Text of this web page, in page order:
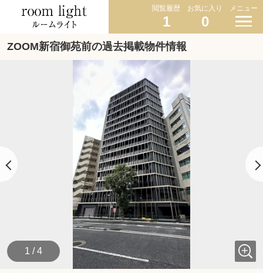
閲覧履歴
1
お気に入り
0
メニュー
ZOOM新宿御苑前の過去掲載物件情報
1 / 4